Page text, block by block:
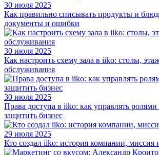
30 июля 2025
Как правильно списывать продукты и
документы и ошибки
30 июля 2025
Как настроить схему зала в iiko: столы,
обслуживания
30 июля 2025
Права доступа в iiko: как управлять ролями
защитить бизнес
29 июля 2025
Кто создал iiko: история компании, миссия